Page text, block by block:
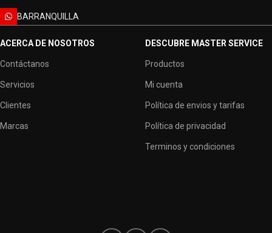
BARRANQUILLA
ACERCA DE NOSOTROS
Contáctanos
Servicios
Clientes
Marcas
DESCUBRE MASTER SERVICE
Productos
Mi cuenta
Política de envios y tarifas
Política de privacidad
Terminos y condiciones